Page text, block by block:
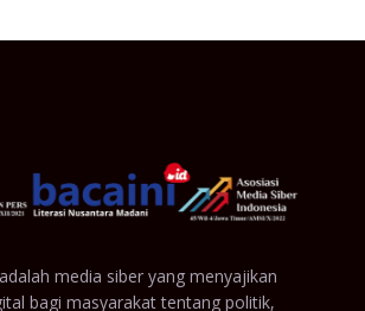
media siber yang menyajikan
bagi masyarakat tentang politik,